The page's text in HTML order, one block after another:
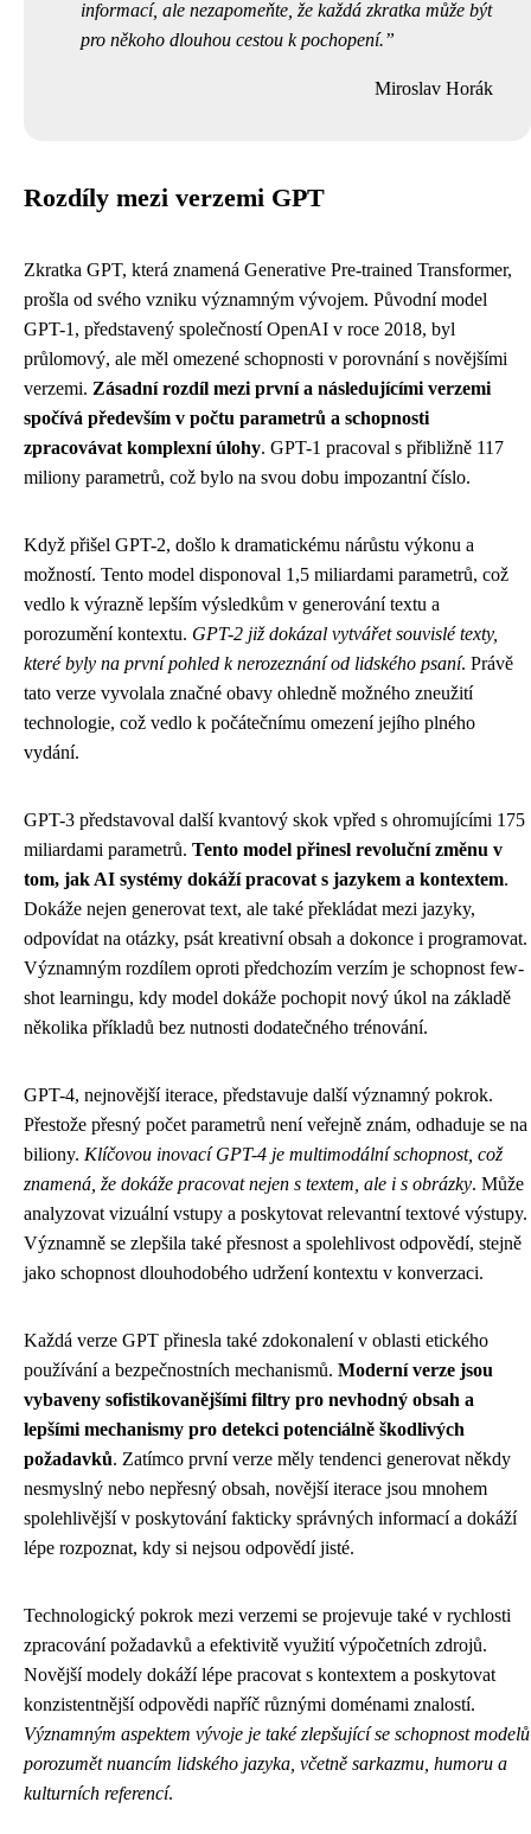
informací, ale nezapomeňte, že každá zkratka může být
pro někoho dlouhou cestou k pochopení.
Miroslav Horák
Rozdíly mezi verzemi GPT
Zkratka GPT, která znamená Generative Pre-trained Transformer,
prošla od svého vzniku významným vývojem. Původní model
GPT-1, představený společností OpenAI v roce 2018, byl
průlomový, ale měl omezené schopnosti v porovnání s novějšími
verzemi. Zásadní rozdíl mezi první a následujícími verzemi
spočívá především v počtu parametrů a schopnosti
zpracovávat komplexní úlohy. GPT-1 pracoval s přibližně 117
miliony parametrů, což bylo na svou dobu impozantní číslo.
Když přišel GPT-2, došlo k dramatickému nárůstu výkonu a
možností. Tento model disponoval 1,5 miliardami parametrů, což
vedlo k výrazně lepším výsledkům v generování textu a
porozumění kontextu. GPT-2 již dokázal vytvářet souvislé texty,
které byly na první pohled k nerozeznání od lidského psaní. Právě
tato verze vyvolala značné obavy ohledně možného zneužití
technologie, což vedlo k počátečnímu omezení jejího plného
vydání.
GPT-3 představoval další kvantový skok vpřed s ohromujícími 175
miliardami parametrů. Tento model přinesl revoluční změnu v
tom, jak AI systémy dokáží pracovat s jazykem a kontextem.
Dokáže nejen generovat text, ale také překládat mezi jazyky,
odpovídat na otázky, psát kreativní obsah a dokonce i programovat.
Významným rozdílem oproti předchozím verzím je schopnost few-
shot learningu, kdy model dokáže pochopit nový úkol na základě
několika příkladů bez nutnosti dodatečného trénování.
GPT-4, nejnovější iterace, představuje další významný pokrok.
Přestože přesný počet parametrů není veřejně znám, odhaduje se na
biliony. Klíčovou inovací GPT-4 je multimodální schopnost, což
znamená, že dokáže pracovat nejen s textem, ale i s obrázky. Může
analyzovat vizuální vstupy a poskytovat relevantní textové výstupy.
Významně se zlepšila také přesnost a spolehlivost odpovědí, stejně
jako schopnost dlouhodobého udržení kontextu v konverzaci.
Každá verze GPT přinesla také zdokonalení v oblasti etického
používání a bezpečnostních mechanismů. Moderní verze jsou
vybaveny sofistikovanějšími filtry pro nevhodný obsah a
lepšími mechanismy pro detekci potenciálně škodlivých
požadavků. Zatímco první verze měly tendenci generovat někdy
nesmyslný nebo nepřesný obsah, novější iterace jsou mnohem
spolehlivější v poskytování fakticky správných informací a dokáží
lépe rozpoznat, kdy si nejsou odpovědí jisté.
Technologický pokrok mezi verzemi se projevuje také v rychlosti
zpracování požadavků a efektivitě využití výpočetních zdrojů.
Novější modely dokáží lépe pracovat s kontextem a poskytovat
konzistentnější odpovědi napříč různými doménami znalostí.
Významným aspektem vývoje je také zlepšující se schopnost modelů
porozumět nuancím lidského jazyka, včetně sarkazmu, humoru a
kulturních referencí.